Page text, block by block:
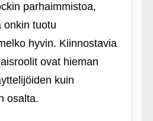
parhaimmistoa,
onkin tuotu
hyvin. Kiinnostavia
ovat hieman
kuin
osalta.